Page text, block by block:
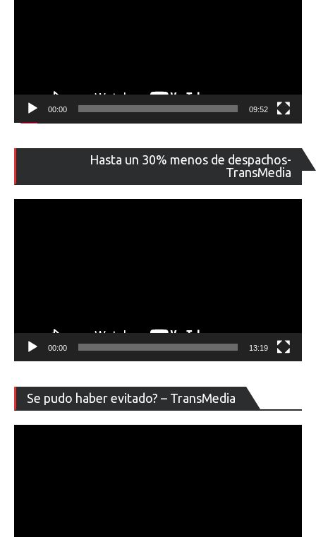
00:00 09:52
Hasta un 30% menos de despachos-
TransMedia
de
00:00 13:19
Se pudo haber evitado? – TransMedia
de